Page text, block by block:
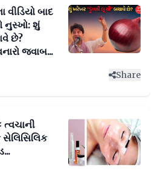
વીડિયો બાદ
નુસ્ખો: શું
છે?
જવાબ...
Share
સેલિસિલિક